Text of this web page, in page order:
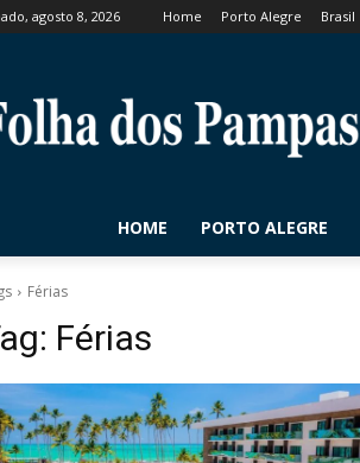
agosto 8, 2026 Home Porto Alegre Brasil
HOME PORTO ALEGRE
Férias
Férias